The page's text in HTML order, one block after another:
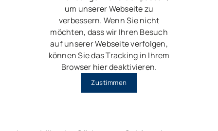
um unserer Webseite zu
verbessern. Wenn Sie nicht
möchten, dass wir Ihren Besuch
auf unserer Webseite verfolgen,
können Sie das Tracking in Ihrem
Browser hier deaktivieren.
Zustimmen